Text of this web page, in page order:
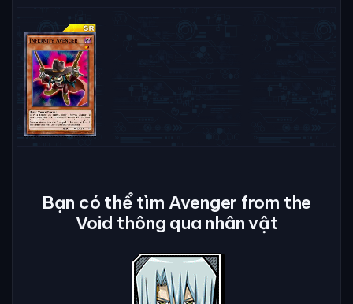
Bạn có thể tìm Avenger from the
Void thông qua nhân vật